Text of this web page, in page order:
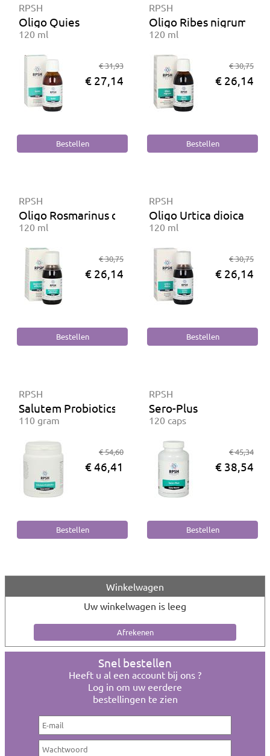
RPSH
Oligo Quies
120 ml
€ 31,93
€ 27,14
RPSH
Oligo Ribes nigrum
120 ml
€ 30,75
€ 26,14
RPSH
Oligo Rosmarinus officinalis
120 ml
€ 30,75
€ 26,14
RPSH
Oligo Urtica dioica
120 ml
€ 30,75
€ 26,14
RPSH
Salutem Probiotics
110 gram
€ 54,60
€ 46,41
RPSH
Sero-Plus
120 caps
€ 45,34
€ 38,54
Winkelwagen
Uw winkelwagen is leeg
Snel bestellen
Heeft u al een account bij ons ?
Log in om uw eerdere
bestellingen te zien